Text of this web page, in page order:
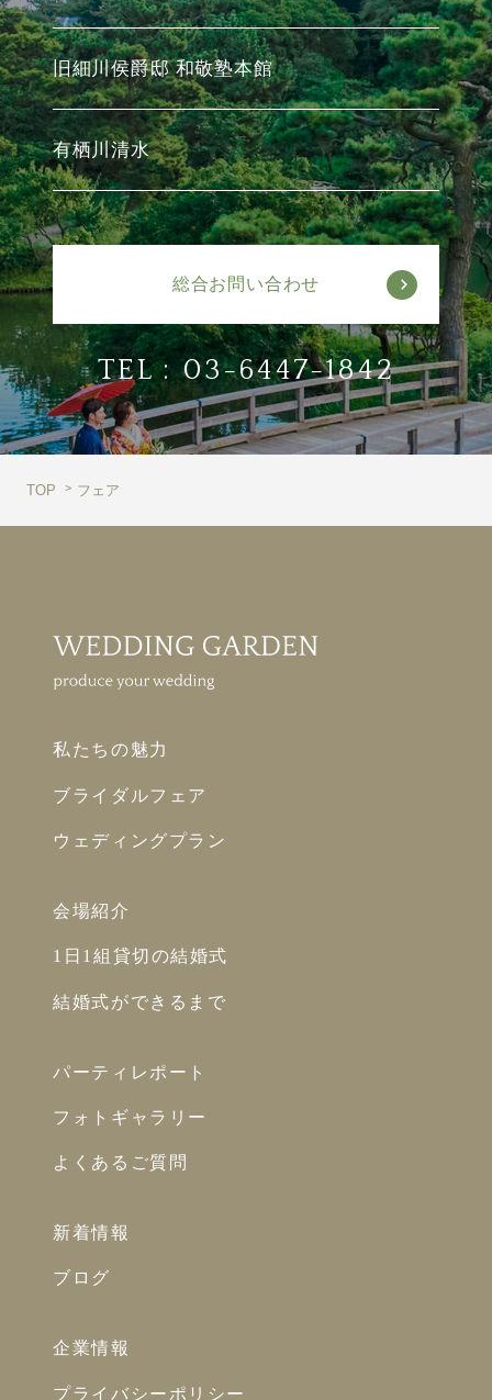
旧細川侯爵邸 和敬塾本館
有栖川清水
総合お問い合わせ
TEL :03-6447-1842
TOP フェア
私たちの魅力
ブライダルフェア
ウェディングプラン
会場紹介
1日1組貸切の結婚式
結婚式ができるまで
パーティレポート
フォトギャラリー
よくあるご質問
新着情報
ブログ
企業情報
プライバシーポリシー